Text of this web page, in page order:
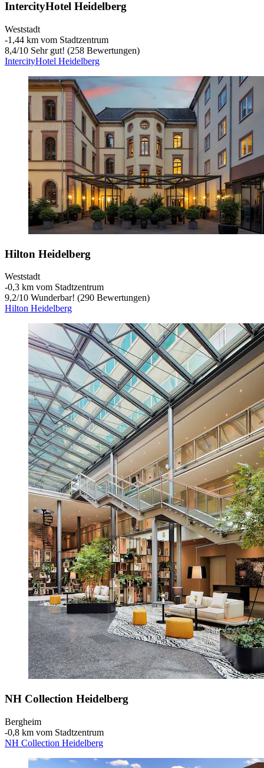
IntercityHotel Heidelberg
Weststadt
‐1,44 km vom Stadtzentrum
8,4/10 Sehr gut! (258 Bewertungen)
IntercityHotel Heidelberg
Hilton Heidelberg
Weststadt
‐0,3 km vom Stadtzentrum
9,2/10 Wunderbar! (290 Bewertungen)
Hilton Heidelberg
NH Collection Heidelberg
Bergheim
‐0,8 km vom Stadtzentrum
NH Collection Heidelberg